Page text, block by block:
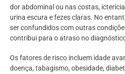
dor abdominal ou nas costas,
urina escura e fezes claras. No
ser confundidos com outras
contribui para o atraso no
Os fatores de risco incluem idade
doença, tabagismo, obesidade,